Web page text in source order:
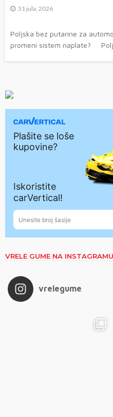
31 jula, 2026
Poljska bez putarine za
promeni sistem naplate?
VRELE GUME NA INSTAGRAMU
vrelegume